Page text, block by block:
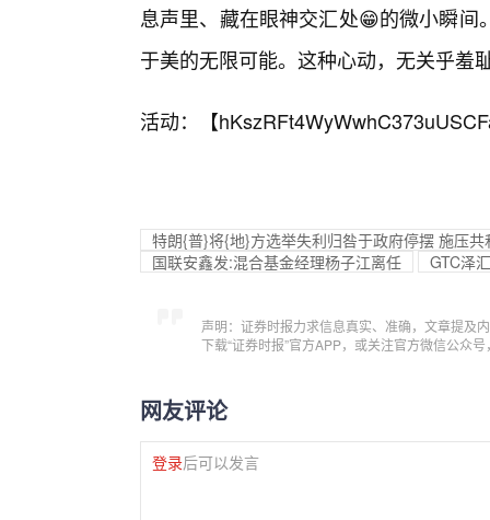
息声里、藏在眼神交汇处😁的微小瞬
于美的无限可能。这种心动，无关乎羞
活动：【
特朗{普}将{地}方选举失利归咎于政府停摆 施压
国联安鑫发:混合基金经理杨子江离任
GTC泽
声明：证券时报力求信息真实、准确，文章提及
下载“证券时报”官方APP，或关注官方微信公众
网友评论
登录后可以发言